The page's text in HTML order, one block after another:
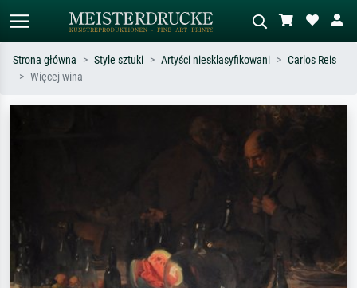
Opisz scenę – np. zielona łąka,
abstrakcja z czerwienią, ciemny olej,
stojący akt obok drzewa.
Strona główna Style sztuki Artyści niesklasyfikowani
Carlos Reis
Więcej wina